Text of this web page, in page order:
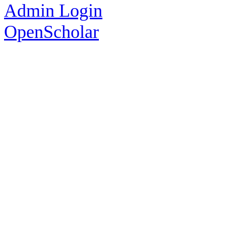
Admin Login
OpenScholar